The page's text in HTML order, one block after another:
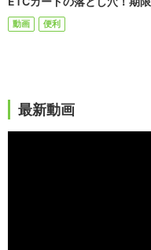
動画 便利
最新動画